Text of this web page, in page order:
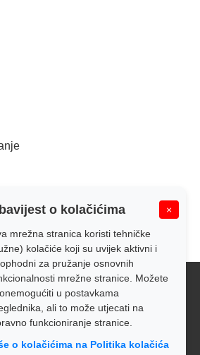
o kolačićima ×
mrežna stranica koristi tehničke
kolačiće koji su uvijek aktivni i
za pružanje osnovnih
mrežne stranice. Možete
u postavkama
ali to može utjecati na
funkcioniranje stranice.
o kolačićima na Politika kolačića
vrijeme:
7:00 - 14:00
- Pet: 7:00 - 14:00
Zatvoreno